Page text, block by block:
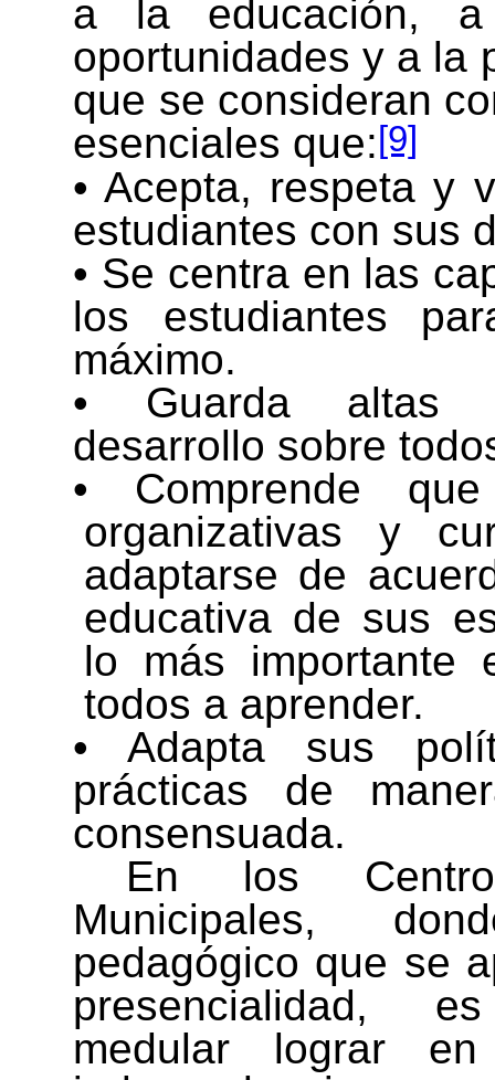
a la educación,
oportunidades y a la
que se consideran
esenciales que: [9]
• Acepta, respeta y
estudiantes con sus
• Se centra en las
los estudiantes
máximo.
• Guarda altas
desarrollo sobre
• Comprende
organizativas y
adaptarse de
educativa de sus
lo más importante
todos a aprender.
• Adapta sus
prácticas de
consensuada.
En los
Municipales,
pedagógico que se
presencialidad,
medular lograr